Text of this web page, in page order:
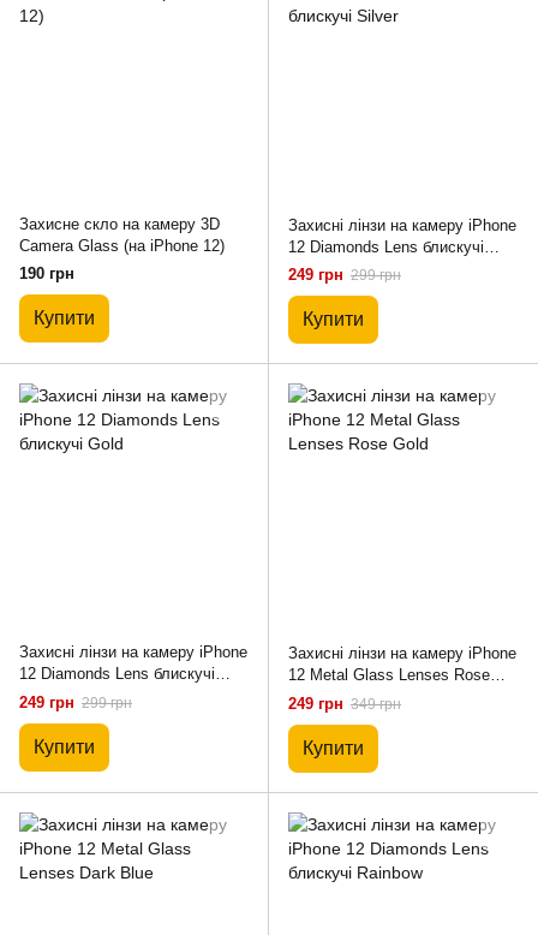
Захисне скло на камеру 3D
Camera Glass (на iPhone 12)
190 грн
Купити
Захисні лінзи на камеру iPhone
12 Diamonds Lens блискучі
Silver
249 грн 299 грн
Купити
Захисні лінзи на камеру iPhone
12 Diamonds Lens блискучі
Gold
249 грн 299 грн
Купити
Захисні лінзи на камеру iPhone
12 Metal Glass Lenses Rose
Gold
249 грн 349 грн
Купити